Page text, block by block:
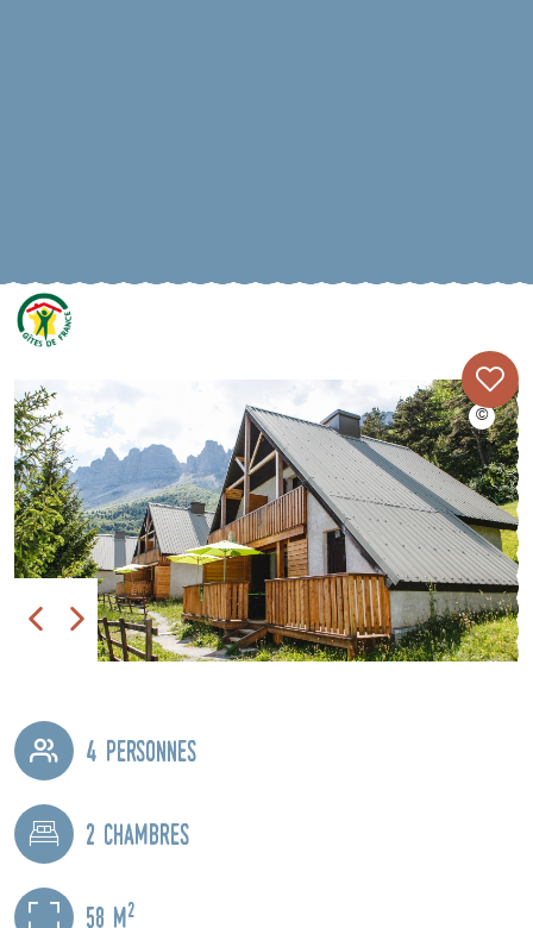
4 personnes
2 chambres
58 m2